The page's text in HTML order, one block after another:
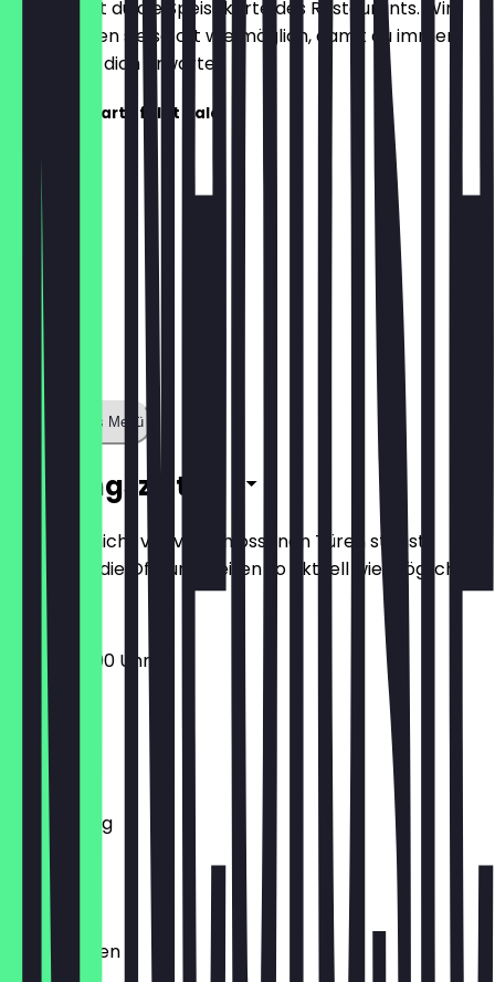
Hier findest du die Speisekarte des Restaurants. Wir
aktualisieren sie so oft wie möglich, damit du immer
weißt, was dich erwartet.
Die Speisekarte folgt bald!
Zeige ganzes Menü
Öffnungszeiten
Damit du nicht vor verschlossenen Türen stehst,
halten wir die Öffnungszeiten so aktuell wie möglich.
19:00 - 03:00 Uhr
Montag
Mittwoch
Donnerstag
Freitag
Samstag
Sonntag
Geschlossen